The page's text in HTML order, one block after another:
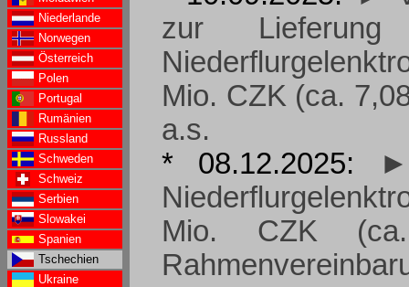
Niederlande
Norwegen
Österreich
Polen
Portugal
Rumänien
Russland
Schweden
Schweiz
Serbien
Slowakei
Spanien
Tschechien
Ukraine
zur
Mio. CZK (ca.
a.s.
* 08.12.2025:
Mio. CZK